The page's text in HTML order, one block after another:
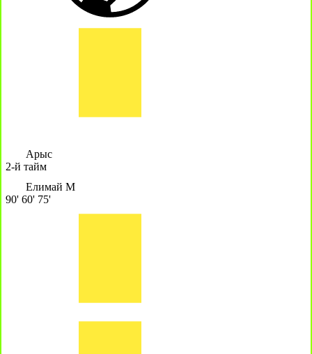
Арыс
2-й тайм
Елимай М
90' 60' 75'